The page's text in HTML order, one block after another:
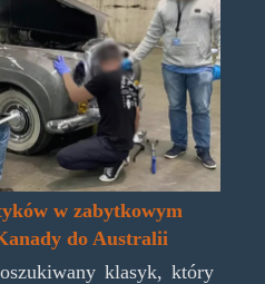
w zabytkowym
do Australii
klasyk, który